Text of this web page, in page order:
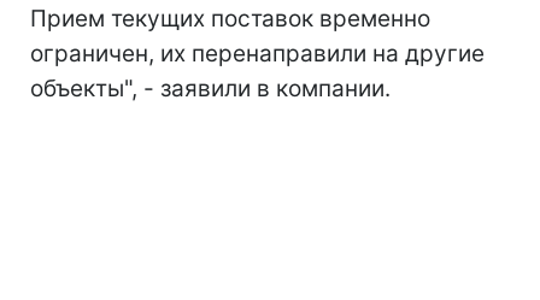
Прием текущих поставок временно
ограничен, их перенаправили на другие
объекты", - заявили в компании.